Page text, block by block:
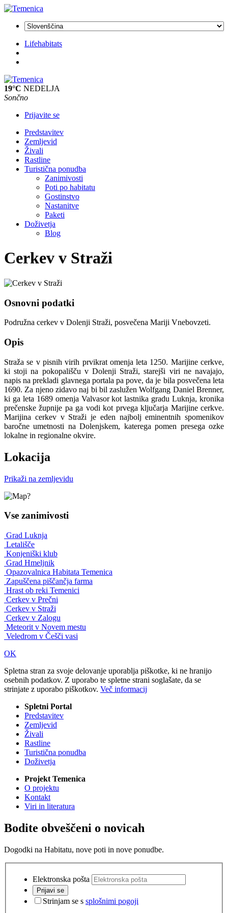
Lifehabitats
19°C NEDELJA
Sončno
Prijavite se
Predstavitev
Zemljevid
Živali
Rastline
Turistična ponudba
Zanimivosti
Poti po habitatu
Gostinstvo
Nastanitve
Paketi
Doživetja
Blog
Cerkev v Straži
Osnovni podatki
Podružna cerkev v Dolenji Straži, posvečena Mariji Vnebovzeti.
Opis
Straža se v pisnih virih prvikrat omenja leta 1250. Marijine cerkve,
ki stoji na pokopališču v Dolenji Straži, starejši viri ne navajajo,
napis na prekladi glavnega portala pa pove, da je bila posvečena leta
1690. Za njeno zidavo naj bi bil zaslužen Wolfgang Daniel Brenner,
ki ga leta 1689 omenja Valvasor kot lastnika gradu Luknja, kronika
prečenske župnije pa ga vodi kot prvega ključarja Marijine cerkve.
Marijina cerkev v Straži je eden najbolj eminentnih spomenikov
baročne umetnosti na Dolenjskem, katerega pomen presega ozke
lokalne in regionalne okvire.
Lokacija
Prikaži na zemljevidu
Vse zanimivosti
Grad Luknja
Letališče
Konjeniški klub
Grad Hmeljnik
Opazovalnica Habitata Temenica
Zapuščena piščančja farma
Hrast ob reki Temenici
Cerkev v Prečni
Cerkev v Straži
Cerkev v Zalogu
Meteorit v Novem mestu
Veledrom v Češči vasi
OK
Spletna stran za svoje delovanje uporablja piškotke, ki ne hranijo
osebnih podatkov. Z uporabo te spletne strani soglašate, da se
strinjate z uporabo piškotkov. Več informacij
Spletni Portal
Predstavitev
Zemljevid
Živali
Rastline
Turistična ponudba
Doživetja
Projekt Temenica
O projektu
Kontakt
Viri in literatura
Bodite obveščeni o novicah
Dogodki na Habitatu, nove poti in nove ponudbe.
Elektronska pošta
Prijavi se
Strinjam se s splošnimi pogoji